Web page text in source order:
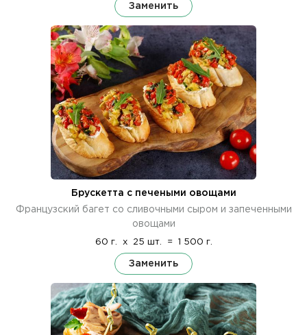
Заменить
Брускетта с печеными овощами
Французский багет со сливочными сыром и запеченными
овощами
60 г. x 25 шт. = 1 500 г.
Заменить